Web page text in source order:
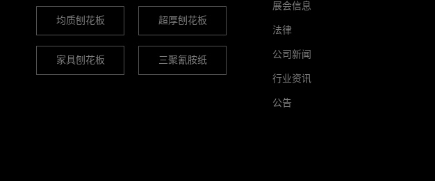
均质刨花板 超厚刨花板
家具刨花板 三聚氰胺纸
展会信息
法律
公司新闻
行业资讯
公告